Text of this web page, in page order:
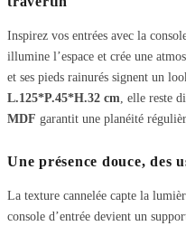
Inspirez vos entrées avec la
illumine l’espace et crée une
et ses pieds rainurés signent un
L.125*P.45*H.32 cm , elle reste
MDF garantit une planéité
Une présence douce, des
La texture cannelée capte la
console d’entrée devient un